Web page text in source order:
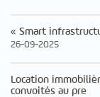
« Smart
26-09-2025
Location
convoités au pre